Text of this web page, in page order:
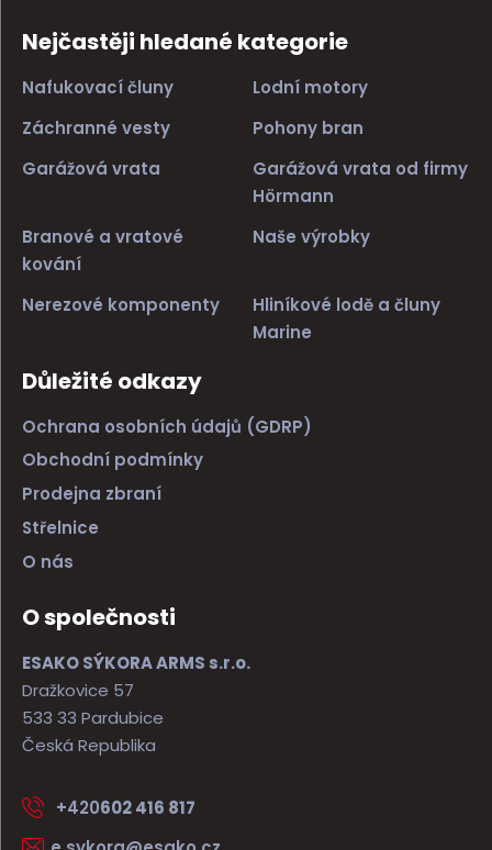
Nejčastěji hledané kategorie
Nafukovací čluny
Lodní motory
Záchranné vesty
Pohony bran
Garážová vrata
Garážová vrata od firmy
Hörmann
Branové a vratové
kování
Naše výrobky
Nerezové komponenty
Hliníkové lodě a čluny
Marine
Důležité odkazy
Ochrana osobních údajů (GDRP)
Obchodní podmínky
Prodejna zbraní
Střelnice
O nás
O společnosti
ESAKO SÝKORA ARMS s.r.o.
Dražkovice 57
533 33 Pardubice
Česká Republika
+420602 416 817